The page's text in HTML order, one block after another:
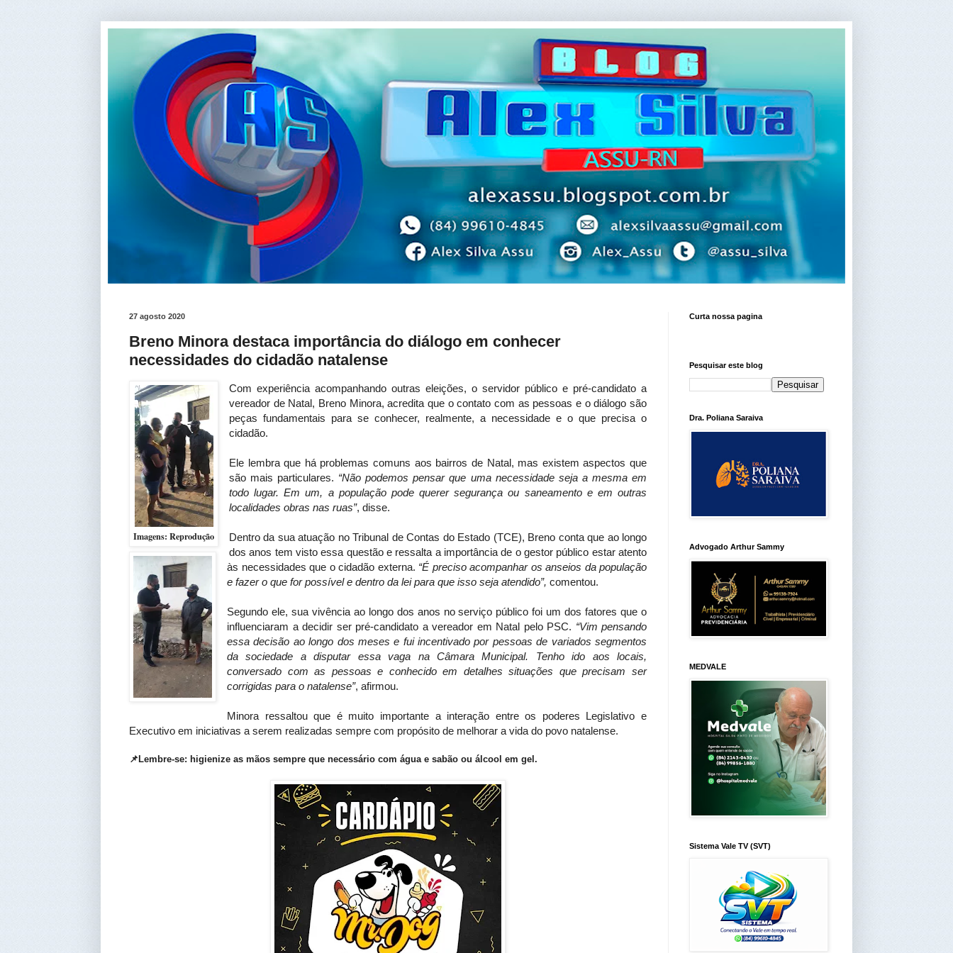
27 agosto 2020
Breno Minora destaca importância do diálogo em conhecer
necessidades do cidadão natalense
Imagens: Reprodução
Com experiência acompanhando outras eleições, o servidor público e pré-candidato a
vereador de Natal, Breno Minora, acredita que o contato com as pessoas e o diálogo são
peças fundamentais para se conhecer, realmente, a necessidade e o que precisa o
cidadão.
Ele lembra que há problemas comuns aos bairros de Natal, mas existem aspectos que
são mais particulares. “Não podemos pensar que uma necessidade seja a mesma em
todo lugar. Em um, a população pode querer segurança ou saneamento e em outras
localidades obras nas ruas”, disse.
Dentro da sua atuação no Tribunal de Contas do Estado (TCE), Breno conta que ao longo
dos anos tem visto essa questão e ressalta a importância de o gestor público estar atento
às necessidades que o cidadão externa. “É preciso acompanhar os anseios da população
e fazer o que for possível e dentro da lei para que isso seja atendido”, comentou.
Segundo ele, sua vivência ao longo dos anos no serviço público foi um dos fatores que o
influenciaram a decidir ser pré-candidato a vereador em Natal pelo PSC. “Vim pensando
essa decisão ao longo dos meses e fui incentivado por pessoas de variados segmentos
da sociedade a disputar essa vaga na Câmara Municipal. Tenho ido aos locais,
conversado com as pessoas e conhecido em detalhes situações que precisam ser
corrigidas para o natalense”, afirmou.
Minora ressaltou que é muito importante a interação entre os poderes Legislativo e
Executivo em iniciativas a serem realizadas sempre com propósito de melhorar a vida do povo natalense.
📌Lembre-se: higienize as mãos sempre que necessário com água e sabão ou álcool em gel.
Curta nossa pagina
Pesquisar este blog
Dra. Poliana Saraiva
Advogado Arthur Sammy
MEDVALE
Sistema Vale TV (SVT)